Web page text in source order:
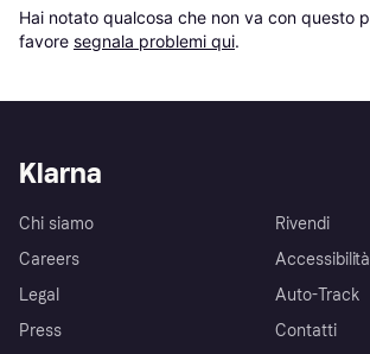
Hai notato qualcosa che non va con questo
favore segnala problemi qui.
Klarna
Chi siamo
Careers
Legal
Press
Rivendi
Accessibilità
Auto-Track
Contatti